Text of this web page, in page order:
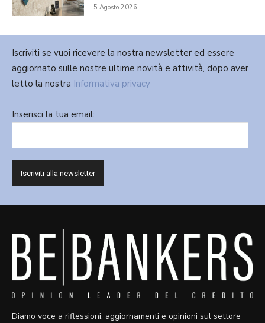
5 Agosto 2026
Iscriviti se vuoi ricevere la nostra newsletter ed essere
aggiornato sulle nostre ultime novità e attività, dopo aver
letto la nostra Informativa privacy
Inserisci la tua email:
Diamo voce a riflessioni, aggiornamenti e opinioni sul settore